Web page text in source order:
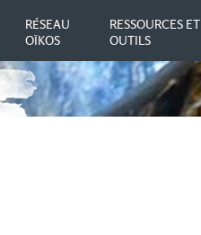
RÉSEAU
OÏKOS
RESSOURCES ET
OUTILS